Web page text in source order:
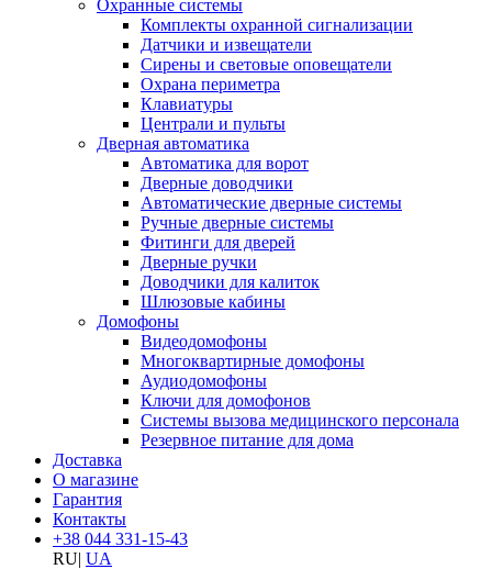
Охранные системы
Комплекты охранной сигнализации
Датчики и извещатели
Сирены и световые оповещатели
Охрана периметра
Клавиатуры
Централи и пульты
Дверная автоматика
Автоматика для ворот
Дверные доводчики
Автоматические дверные системы
Ручные дверные системы
Фитинги для дверей
Дверные ручки
Доводчики для калиток
Шлюзовые кабины
Домофоны
Видеодомофоны
Многоквартирные домофоны
Аудиодомофоны
Ключи для домофонов
Системы вызова медицинского персонала
Резервное питание для дома
Доставка
О магазине
Гарантия
Контакты
+38 044 331-15-43
RU| UA